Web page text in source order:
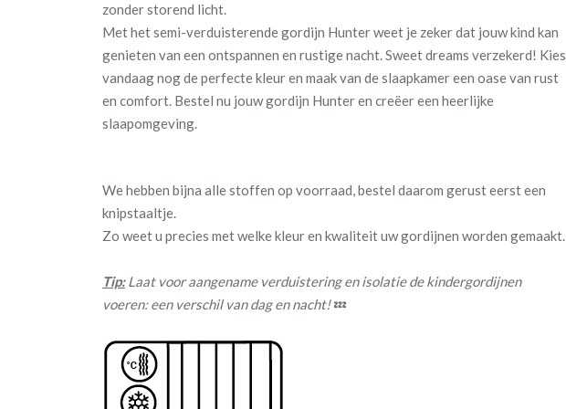
zonder storend licht.
Met het semi-verduisterende gordijn Hunter weet je zeker dat jouw kind kan
genieten van een ontspannen en rustige nacht. Sweet dreams verzekerd! Kies
vandaag nog de perfecte kleur en maak van de slaapkamer een oase van rust
en comfort. Bestel nu jouw gordijn Hunter en creëer een heerlijke
slaapomgeving.
We hebben bijna alle stoffen op voorraad, bestel daarom gerust eerst een
knipstaaltje.
Zo weet u precies met welke kleur en kwaliteit uw gordijnen worden gemaakt.
Tip:Laat voor aangename verduistering en isolatie de kindergordijnen
voeren: een verschil van dag en nacht!💤